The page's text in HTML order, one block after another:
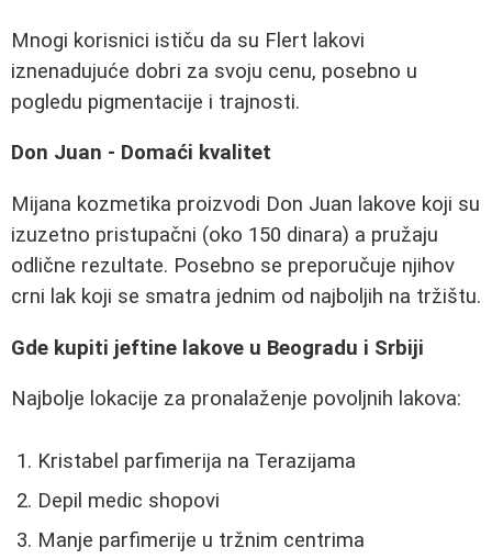
Mnogi korisnici ističu da su Flert lakovi
iznenadujuće dobri za svoju cenu, posebno u
pogledu pigmentacije i trajnosti.
Don Juan - Domaći kvalitet
Mijana kozmetika proizvodi Don Juan lakove koji su
izuzetno pristupačni (oko 150 dinara) a pružaju
odlične rezultate. Posebno se preporučuje njihov
crni lak koji se smatra jednim od najboljih na tržištu.
Gde kupiti jeftine lakove u Beogradu i Srbiji
Najbolje lokacije za pronalaženje povoljnih lakova:
Kristabel parfimerija na Terazijama
Depil medic shopovi
Manje parfimerije u tržnim centrima